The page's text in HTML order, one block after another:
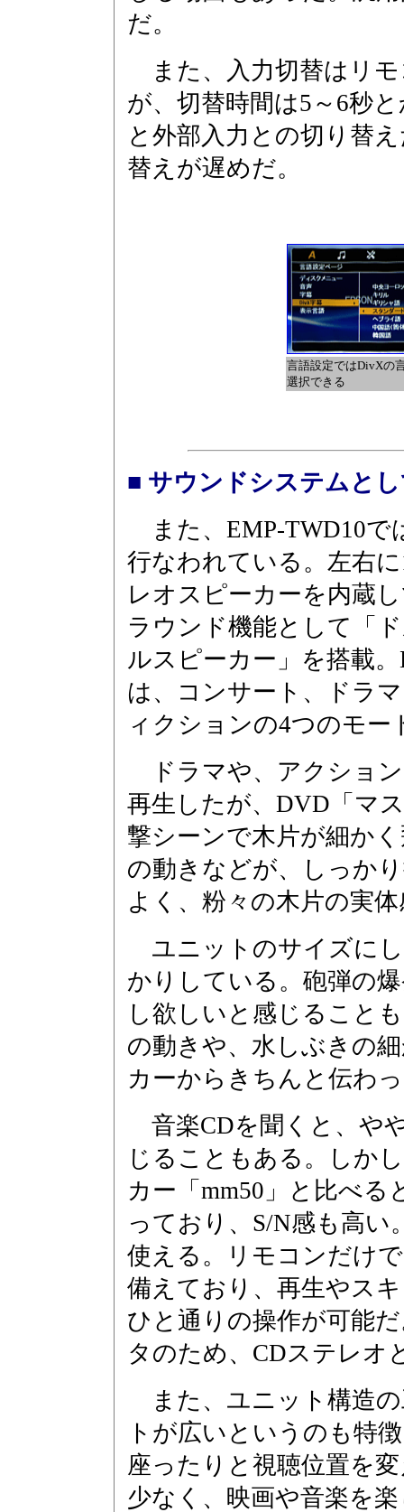
だ。
また、入力切替はリ
が、切替時間は5～6秒
と外部入力との切り替
替えが遅めだ。
言語設定ではDivXの
選択できる
■ サウンドシステムと
また、EMP-TWD10で
行なわれている。左右
レオスピーカーを内蔵
ラウンド機能として「
ルスピーカー」を搭載
は、コンサート、ドラ
ィクションの4つのモー
ドラマや、アクショ
再生したが、DVD「マ
撃シーンで木片が細か
の動きなどが、しっか
よく、粉々の木片の実
ユニットのサイズに
かりしている。砲弾の
し欲しいと感じること
の動きや、水しぶきの
カーからきちんと伝わ
音楽CDを聞くと、や
じることもある。しか
カー「mm50」と比べる
っており、S/N感も高い
使える。リモコンだけ
備えており、再生やス
ひと通りの操作が可能
タのため、CDステレオ
また、ユニット構造
トが広いというのも特
座ったりと視聴位置を
少なく、映画や音楽を